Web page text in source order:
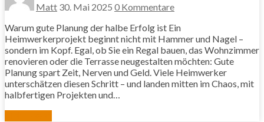
Matt 30. Mai 2025 0 Kommentare
Warum gute Planung der halbe Erfolg ist Ein
Heimwerkerprojekt beginnt nicht mit Hammer und Nagel –
sondern im Kopf. Egal, ob Sie ein Regal bauen, das Wohnzimmer
renovieren oder die Terrasse neugestalten möchten: Gute
Planung spart Zeit, Nerven und Geld. Viele Heimwerker
unterschätzen diesen Schritt – und landen mitten im Chaos, mit
halbfertigen Projekten und…